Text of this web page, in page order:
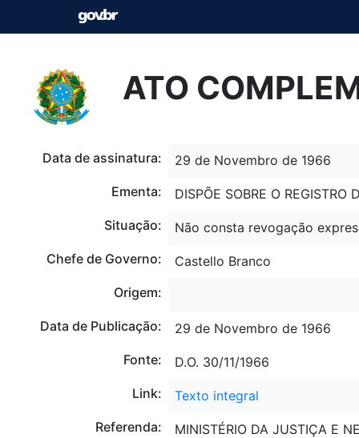
ATO
Data de assinatura:
29 de Novembro de 1966
Ementa:
DISPÕE SOBRE O REGISTRO
Situação:
Não consta revogação
Chefe de Governo:
Castello Branco
Origem:
Data de Publicação:
29 de Novembro de 1966
Fonte:
D.O. 30/11/1966
Link:
Texto integral
Referenda:
MINISTÉRIO DA JUSTIÇA E